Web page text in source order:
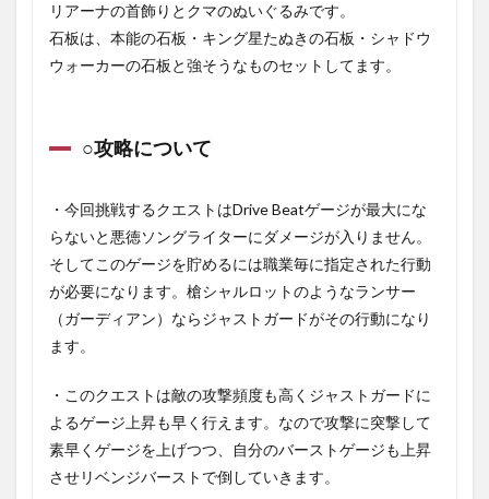
リアーナの首飾りとクマのぬいぐるみです。
石板は、本能の石板・キング星たぬきの石板・シャドウ
ウォーカーの石板と強そうなものセットしてます。
○攻略について
・今回挑戦するクエストはDrive Beatゲージが最大にな
らないと悪徳ソングライターにダメージが入りません。
そしてこのゲージを貯めるには職業毎に指定された行動
が必要になります。槍シャルロットのようなランサー
（ガーディアン）ならジャストガードがその行動になり
ます。
・このクエストは敵の攻撃頻度も高くジャストガードに
よるゲージ上昇も早く行えます。なので攻撃に突撃して
素早くゲージを上げつつ、自分のバーストゲージも上昇
させリベンジバーストで倒していきます。